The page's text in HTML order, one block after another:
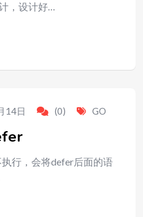
，设计好…
14日 (0) GO
行，会将defer后面的语